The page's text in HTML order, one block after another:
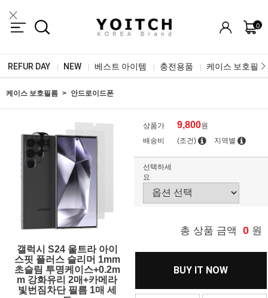
0
REFUR DAY NEW 베스트 아이템 충전용품 케이스 보호필름
케이스 보호필름 안드로이드폰
갤럭시 S24 울트라 아이
스핏 플러스 슬리머 1mm
초슬림 투명케이스+0.2m
m 강화유리 2매+카메라
빛번짐차단 필름 1매 세
상품가 9,800원
배송비
(조건) 지역별
선택하세
요
총 상품 금액 0 원
BUY IT NOW